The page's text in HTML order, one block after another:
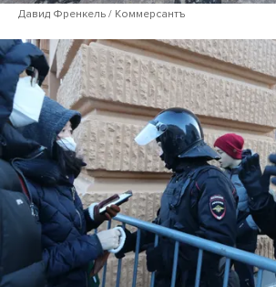
Давид Френкель / Коммерсантъ